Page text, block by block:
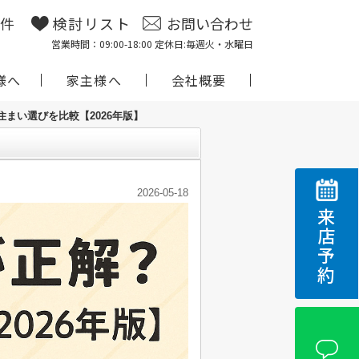
検討リスト お問い合わせ
営業時間：09:00-18:00 定休日:毎週火・水曜日
へ 家主様へ 会社概要
来店予約
い選びを比較【2026年版】
2026-05-18